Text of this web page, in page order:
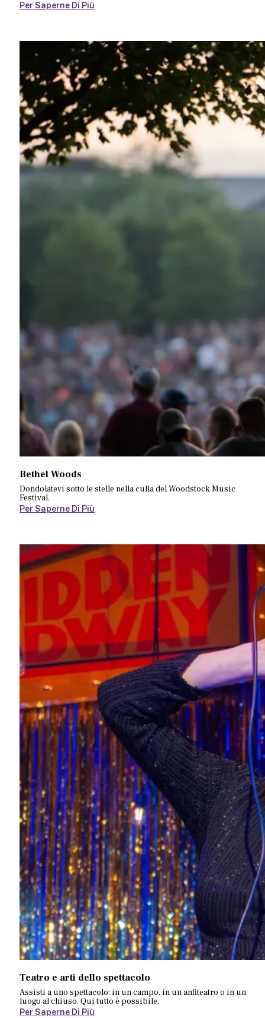
Per Saperne Di Più
Bethel Woods
Dondolatevi sotto le stelle nella culla del Woodstock Music
Festival.
Per Saperne Di Più
Teatro e arti dello spettacolo
Assisti a uno spettacolo: in un campo, in un anfiteatro o in un
luogo al chiuso. Qui tutto è possibile.
Per Saperne Di Più